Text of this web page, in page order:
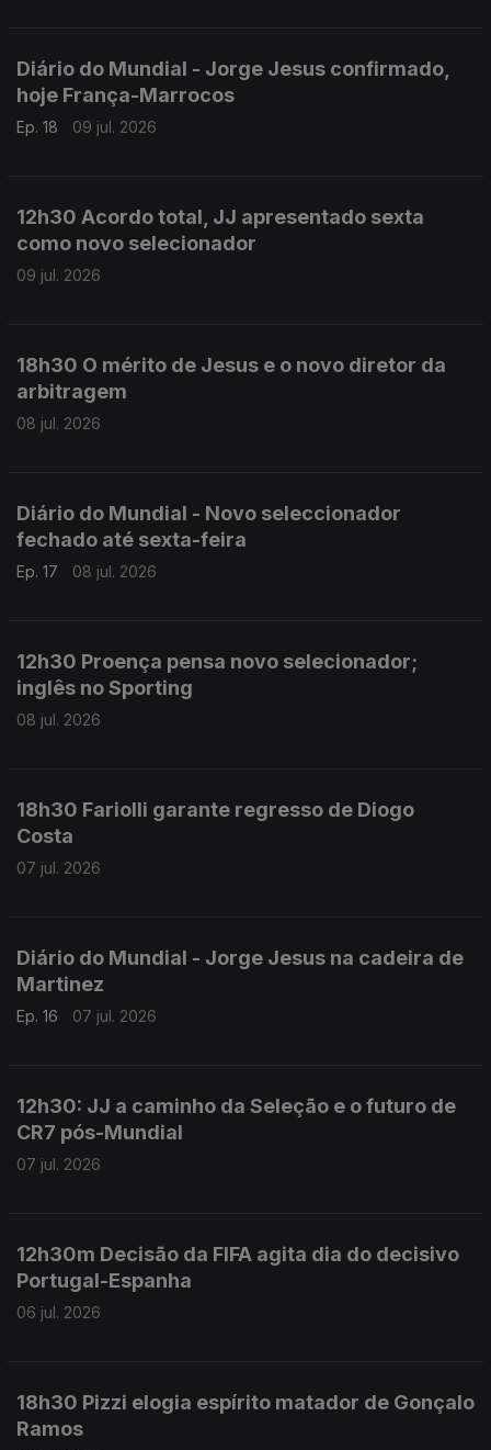
Diário do Mundial - Jorge Jesus confirmado,
hoje França-Marrocos
Ep. 18 09 jul. 2026
12h30 Acordo total, JJ apresentado sexta
como novo selecionador
09 jul. 2026
18h30 O mérito de Jesus e o novo diretor da
arbitragem
08 jul. 2026
Diário do Mundial - Novo seleccionador
fechado até sexta-feira
Ep. 17 08 jul. 2026
12h30 Proença pensa novo selecionador;
inglês no Sporting
08 jul. 2026
18h30 Fariolli garante regresso de Diogo
Costa
07 jul. 2026
Diário do Mundial - Jorge Jesus na cadeira de
Martinez
Ep. 16 07 jul. 2026
12h30: JJ a caminho da Seleção e o futuro de
CR7 pós-Mundial
07 jul. 2026
12h30m Decisão da FIFA agita dia do decisivo
Portugal-Espanha
06 jul. 2026
18h30 Pizzi elogia espírito matador de Gonçalo
Ramos